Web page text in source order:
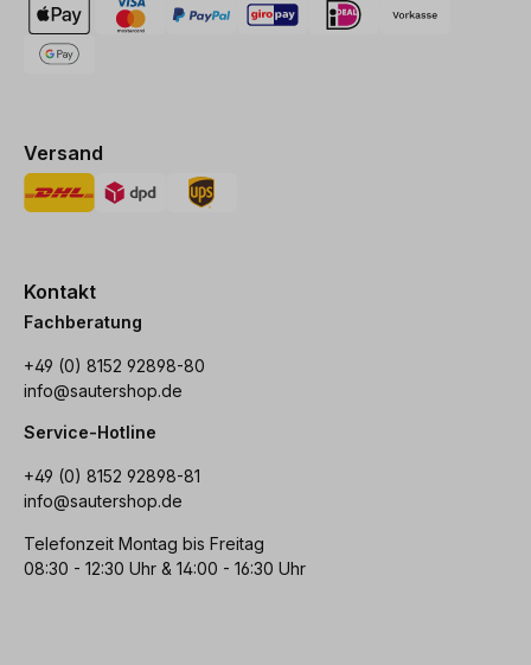
Versand
Kontakt
Fachberatung
+49 (0) 8152 92898-80
info@sautershop.de
Service-Hotline
+49 (0) 8152 92898-81
info@sautershop.de
Telefonzeit Montag bis Freitag
08:30 - 12:30 Uhr & 14:00 - 16:30 Uhr